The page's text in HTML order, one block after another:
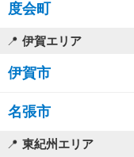
度会町
伊賀エリア
伊賀市
名張市
東紀州エリア